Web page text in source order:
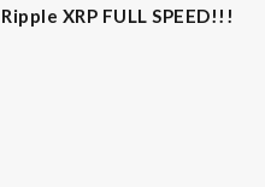
Ripple XRP FULL SPEED!!!